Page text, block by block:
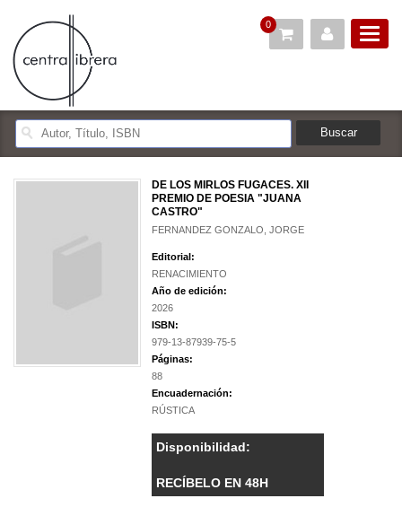
0
DE LOS MIRLOS FUGACES. XII
PREMIO DE POESIA "JUANA
CASTRO"
FERNANDEZ GONZALO, JORGE
Editorial:
RENACIMIENTO
Año de edición:
2026
ISBN:
979-13-87939-75-5
Páginas:
88
Encuadernación:
RÚSTICA
Disponibilidad:
RECÍBELO EN 48H